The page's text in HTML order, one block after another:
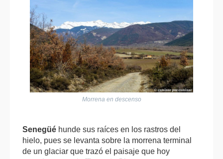
Morrena en descenso
Senegüé hunde sus raíces en los rastros del
hielo, pues se levanta sobre la morrena terminal
de un glaciar que trazó el paisaje que hoy